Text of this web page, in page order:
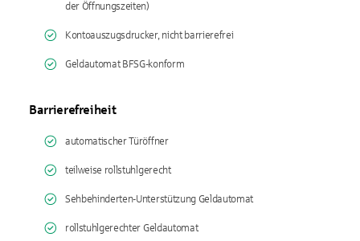
der Öffnungszeiten)
Kontoauszugsdrucker, nicht barrierefrei
Geldautomat BFSG-konform
Barrierefreiheit
automatischer Türöffner
teilweise rollstuhlgerecht
Sehbehinderten-Unterstützung Geldautomat
rollstuhlgerechter Geldautomat